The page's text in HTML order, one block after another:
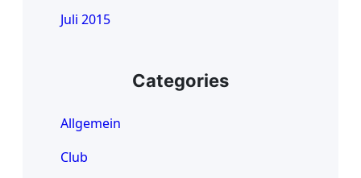
Juli 2015
Categories
Allgemein
Club